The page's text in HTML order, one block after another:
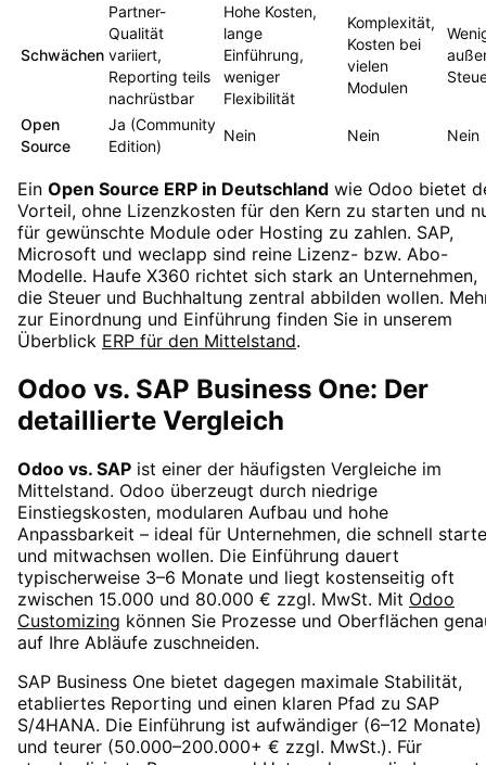
Schwächen
Partner-
Qualität
variiert,
Reporting teils
nachrüstbar
Hohe Kosten,
lange
Einführung,
weniger
Flexibilität
Komplexität,
Kosten bei
vielen
Modulen
Open
Source
Ja (Community
Edition)
Nein Nein Nein
Ein Open Source ERP in Deutschland wie Odoo bietet
Vorteil, ohne Lizenzkosten für den Kern zu starten und
für gewünschte Module oder Hosting zu zahlen. SAP,
Microsoft und weclapp sind reine Lizenz- bzw. Abo-
Modelle. Haufe X360 richtet sich stark an Unternehmen,
die Steuer und Buchhaltung zentral abbilden wollen.
zur Einordnung und Einführung finden Sie in unserem
Überblick ERP für den Mittelstand.
Odoo vs. SAP Business One: Der
detaillierte Vergleich
Odoo vs. SAP ist einer der häufigsten Vergleiche im
Mittelstand. Odoo überzeugt durch niedrige
Einstiegskosten, modularen Aufbau und hohe
Anpassbarkeit – ideal für Unternehmen, die schnell
und mitwachsen wollen. Die Einführung dauert
typischerweise 3–6 Monate und liegt kostenseitig oft
zwischen 15.000 und 80.000 € zzgl. MwSt. Mit Odoo
Customizing können Sie Prozesse und Oberflächen
auf Ihre Abläufe zuschneiden.
SAP Business One bietet dagegen maximale Stabilität,
etabliertes Reporting und einen klaren Pfad zu SAP
S/4HANA. Die Einführung ist aufwändiger (6–12 Monate)
und teurer (50.000–200.000+ € zzgl. MwSt.). Für